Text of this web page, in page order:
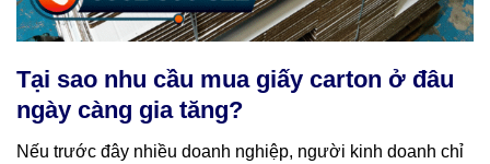
Tại sao nhu cầu mua giấy carton ở đâu
ngày càng gia tăng?
Nếu trước đây nhiều doanh nghiệp, người kinh doanh chỉ